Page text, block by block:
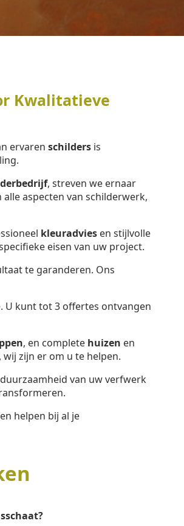
Kwalitatieve
ervaren schilders is
, streven we ernaar
aspecten van schilderwerk,
kleuradvies en stijlvolle
eisen van uw project.
te garanderen. Ons
U kunt tot 3 offertes ontvangen
, en complete huizen en
zijn er om u te helpen.
van uw verfwerk
helpen bij al je